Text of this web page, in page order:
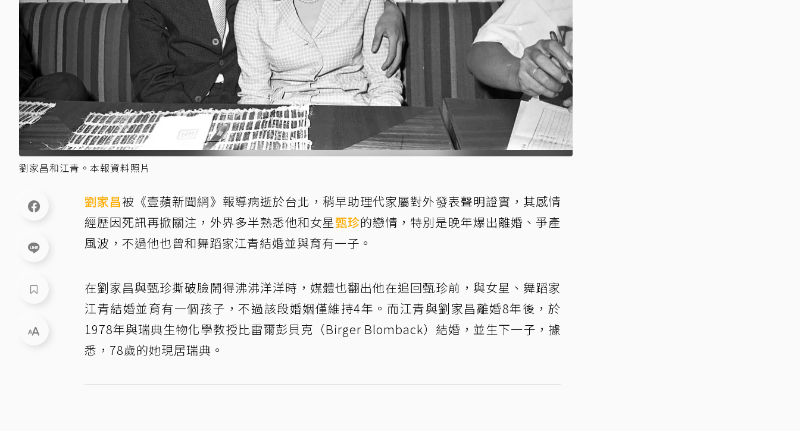
劉家昌和江青。本報資料照片
劉家昌被《壹蘋新聞網》報導病逝於台北，稍早助理代家屬對外發表聲明證實，其感情
經歷因死訊再掀關注，外界多半熟悉他和女星甄珍的戀情，特別是晚年爆出離婚、爭產
風波，不過他也曾和舞蹈家江青結婚並與育有一子。
在劉家昌與甄珍撕破臉鬧得沸沸洋洋時，媒體也翻出他在追回甄珍前，與女星、舞蹈家
江青結婚並育有一個孩子，不過該段婚姻僅維持4年。而江青與劉家昌離婚8年後，於
1978年與瑞典生物化學教授比雷爾彭貝克（Birger Blomback）結婚，並生下一子，據
悉，78歲的她現居瑞典。